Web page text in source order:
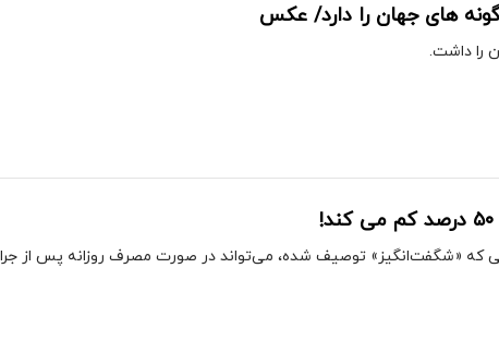
های جهان را دارد/ عکس
را داشت.
که «شگفت‌انگیز» توصیف شده، می‌تواند در صورت مصرف روزانه پس از